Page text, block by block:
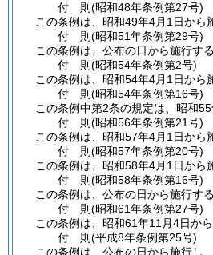
付 則(昭和48年条例第27号)
この条例は、昭和49年4月1日から
付 則(昭和51年条例第29号)
この条例は、公布の日から施行する
付 則(昭和54年条例第2号)
この条例は、昭和54年4月1日から
付 則(昭和54年条例第16号)
この条例中第2条の規定は、昭和
付 則(昭和56年条例第21号)
この条例は、昭和57年4月1日から
付 則(昭和57年条例第20号)
この条例は、昭和58年4月1日から
付 則(昭和58年条例第16号)
この条例は、公布の日から施行する
付 則(昭和61年条例第27号)
この条例は、昭和61年11月4日から
付 則(平成8年条例第25号)
この条例は、公布の日から施行し